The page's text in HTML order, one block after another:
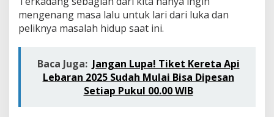
e
m
a
n
i
l
mengenang masa lalu untuk lari dari luka dan
peliknya masalah hidup saat ini.
Baca Juga: Jangan Lupa! Tiket Kereta Api
Lebaran 2025 Sudah Mulai Bisa Dipesan
Setiap Pukul 00.00 WIB